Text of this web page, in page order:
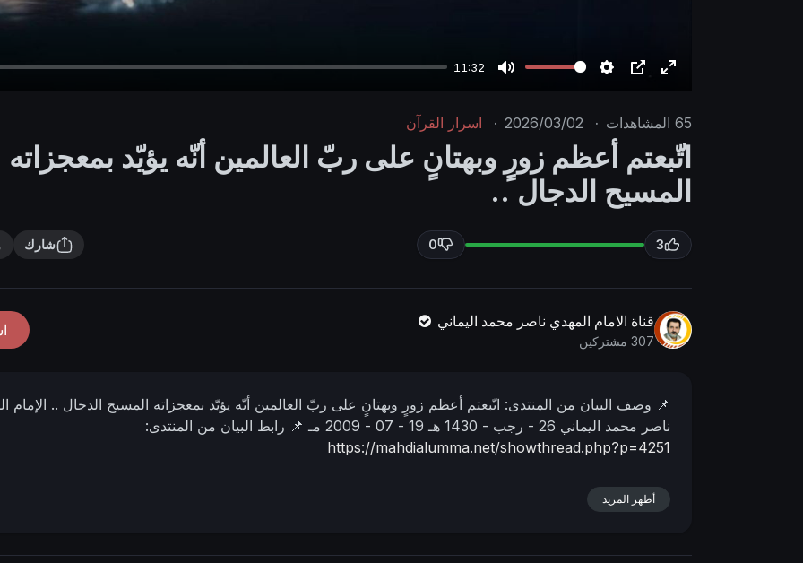
11:32
e
t
n
e
f
u
l
c
r
n
65 المشاهدات ·
2026/03/02
· اسرار القرآن
اتّبعتم أعظم زورٍ وبهتانٍ على ربّ العالمين أنّه يؤيّد بمعجزاته
المسيح الدجال ..
3
0 شارك
قناة الامام المهدي ناصر محمد اليماني
307 مشتركين
📌 وصف البیان من المنتدى: اتّبعتم أعظم زورٍ وبهتانٍ على ربّ العالمين أنّه يؤيّد بمعجزاته المسيح الدجال .. الإمام
ناصر محمد اليماني 26 - رجب - 1430 هـ 19 - 07 - 2009 مـ
📌 رابط البيان من المنتدى:
https://mahdialumma.net/showthread.php?p=4251
أظهر المزيد